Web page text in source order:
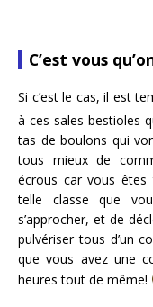
C’est vous
Si c’est le cas, il est
à ces sales bestioles
tas de boulons qui
tous mieux de
écrous car vous
telle classe que
s’approcher, et de
pulvériser tous d’un
que vous avez une
heures tout de même!